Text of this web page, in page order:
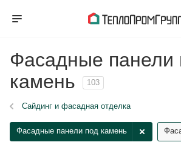
Фасадные панели
камень
103
Сайдинг и фасадная отделка
Фасадные панели под камень